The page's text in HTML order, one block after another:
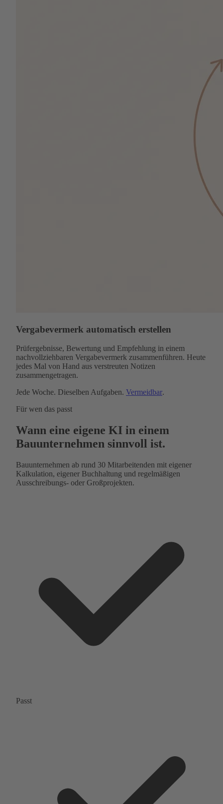
Vergabevermerk automatisch erstellen
Prüfergebnisse, Bewertung und Empfehlung in einem
nachvollziehbaren Vergabevermerk zusammenführen. Heute
jedes Mal von Hand aus verstreuten Notizen
zusammengetragen.
Jede Woche. Dieselben Aufgaben. Vermeidbar.
Für wen das passt
Wann eine eigene KI in einem
Bauunternehmen sinnvoll ist.
Bauunternehmen ab rund 30 Mitarbeitenden mit eigener
Kalkulation, eigener Buchhaltung und regelmäßigen
Ausschreibungs- oder Großprojekten.
Passt